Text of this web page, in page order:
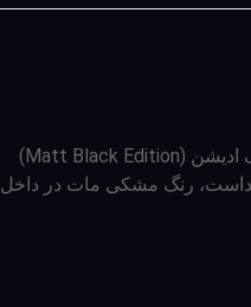
معرفی تویوتا پرادو مات بلک ادیشن اکنون تویوتا پرادو نسخه مات بلک ادیشن (Matt Black Edition)
رنگ مشکی مات در داخل